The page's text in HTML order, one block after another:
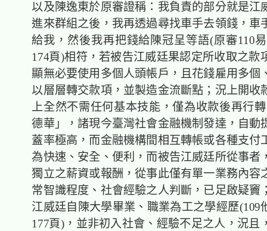
以及陳逸東於原審證稱：我負責的部分就是江
進來群組之後，我再透過尋找車手去領錢，車
給我，然後我再把錢給陳冠呈等語(原審110
174頁)相符，若被告江威廷果認定所收取之款
顯無必要使用多個人頭帳戶，且花錢雇用多個
以層層轉交款項，並製造金流斷點；況上開收
上全然不需任何基本技能，僅為收款後再行
德華」，諸現今臺灣社會金融機制發達，自動
蓋率極高，而金融機構間相互轉帳或各種支付
為快速、安全、便利，而被告江威廷所從事者
獨立之薪資或報酬，從事此僅有單一業務內容
常智識程度、社會經驗之人判斷，已足啟疑竇
江威廷自陳大學畢業、職業為工之學經歷(109
177頁)，並非初入社會、經驗不足之人，況且